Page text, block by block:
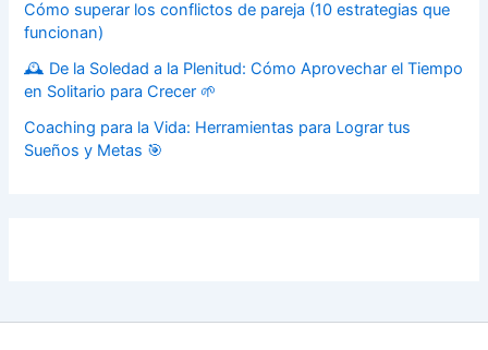
Cómo superar los conflictos de pareja (10 estrategias que
funcionan)
🕰️ De la Soledad a la Plenitud: Cómo Aprovechar el Tiempo
en Solitario para Crecer 🌱
Coaching para la Vida: Herramientas para Lograr tus
Sueños y Metas 🎯